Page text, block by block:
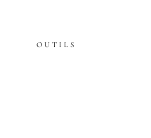
OUTILS